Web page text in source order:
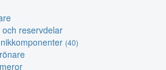
reservdelar
(40)